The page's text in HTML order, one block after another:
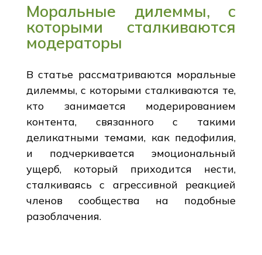
Моральные дилеммы, с
которыми сталкиваются
модераторы
В статье рассматриваются моральные
дилеммы, с которыми сталкиваются те,
кто занимается модерированием
контента, связанного с такими
деликатными темами, как педофилия,
и подчеркивается эмоциональный
ущерб, который приходится нести,
сталкиваясь с агрессивной реакцией
членов сообщества на подобные
разоблачения.